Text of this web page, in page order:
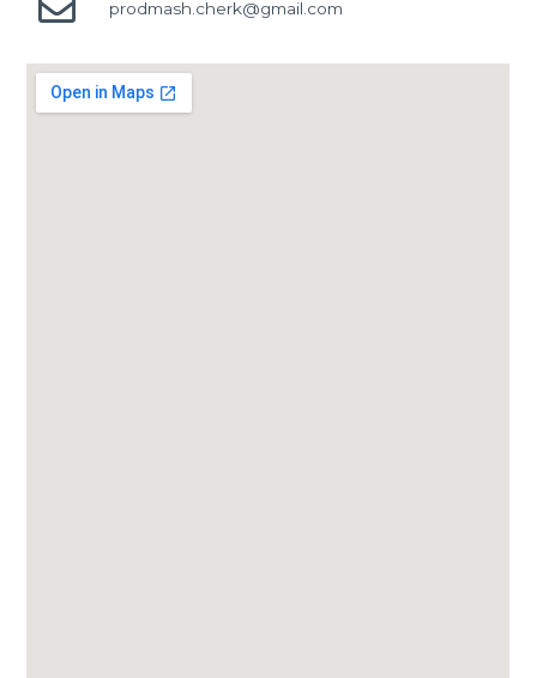
prodmash.cherk@gmail.com